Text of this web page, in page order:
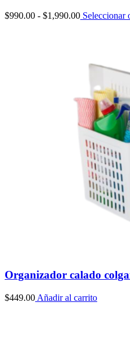
$990.00 - $1,990.00Rango
hasta
Seleccionar
Organizador calado
$449.00 Añadir al carrito